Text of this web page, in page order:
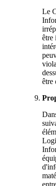
Le
être
être